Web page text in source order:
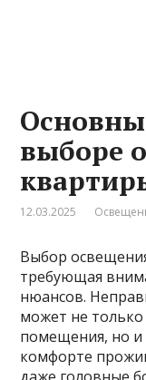
выборе
12.03.2025
Выбор
требующая
нюансов.
может не
помещения, но и
комфорте